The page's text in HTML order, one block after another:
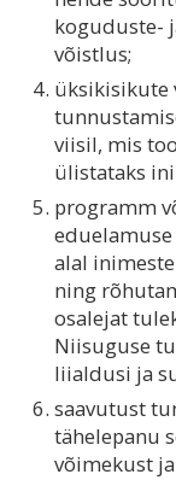
koguduste-
võistlus;
üksikisikute
viisil, mis
ülistataks
programm
alal
ning
osalejat
Niisuguse
liialdusi ja
saavutust
tähelepanu
võimekust